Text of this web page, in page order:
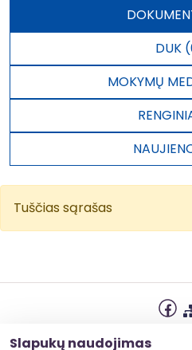
Slapukų naudojimas
DUK
MOKYMŲ
Tuščias sąrašas